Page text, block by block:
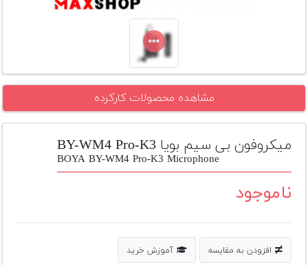
افزودن
دست
دوم
لیست
قیمت
دوربین
مشاهده محصولات کارکرده
میکروفون بی سیم بویا BY-WM4 Pro-K3
BOYA BY-WM4 Pro-K3 Microphone
ناموجود
افزودن به مقایسه آموزش خرید